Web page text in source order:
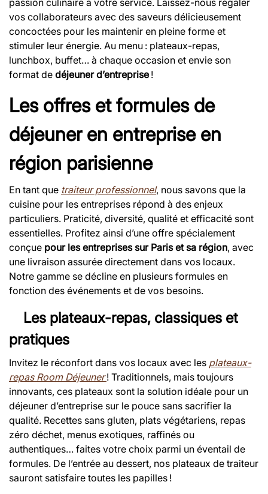
vos collaborateurs avec des saveurs délicieusement
concoctées pour les maintenir en pleine forme et
stimuler leur énergie. Au menu : plateaux-repas,
lunchbox, buffet… à chaque occasion et envie son
format de déjeuner d’entreprise!
Les offres et formules de
déjeuner en entreprise en
région parisienne
En tant que traiteur professionnel, nous savons que la
cuisine pour les entreprises répond à des enjeux
particuliers. Praticité, diversité, qualité et efficacité sont
essentielles. Profitez ainsi d’une offre spécialement
conçue pour les entreprises sur Paris et sa région, avec
une livraison assurée directement dans vos locaux.
Notre gamme se décline en plusieurs formules en
fonction des événements et de vos besoins.
Les plateaux-repas, classiques et
pratiques
Invitez le réconfort dans vos locaux avec les plateaux-
repas Room Déjeuner! Traditionnels, mais toujours
innovants, ces plateaux sont la solution idéale pour un
déjeuner d’entreprise sur le pouce sans sacrifier la
qualité. Recettes sans gluten, plats végétariens, repas
zéro déchet, menus exotiques, raffinés ou
authentiques… faites votre choix parmi un éventail de
formules. De l’entrée au dessert, nos plateaux de traiteur
sauront satisfaire toutes les papilles !